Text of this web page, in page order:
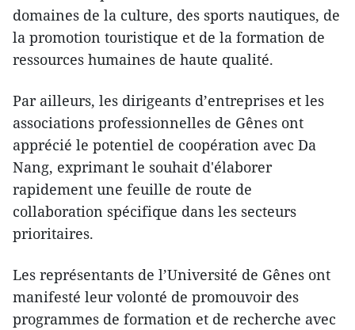
domaines de la culture, des sports nautiques, de
la promotion touristique et de la formation de
ressources humaines de haute qualité.
Par ailleurs, les dirigeants d’entreprises et les
associations professionnelles de Gênes ont
apprécié le potentiel de coopération avec Da
Nang, exprimant le souhait d'élaborer
rapidement une feuille de route de
collaboration spécifique dans les secteurs
prioritaires.
​Les représentants de l’Université de Gênes ont
manifesté leur volonté de promouvoir des
programmes de formation et de recherche avec